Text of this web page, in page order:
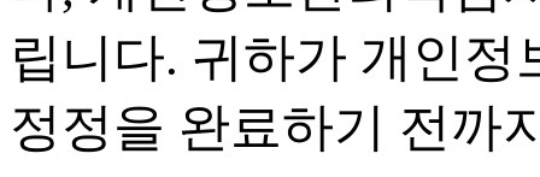
립니다. 귀하가 개인정
정정을 완료하기 전까